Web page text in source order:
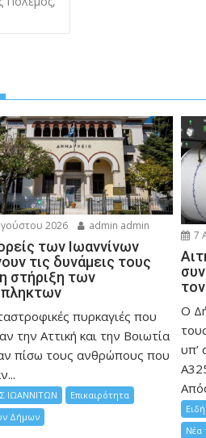
2026 admin admin
των Ιωαννίνων
τις δυνάμεις τους
στήριξη των
πυρκαγιές που
την Αττική και την Bοιωτία
πίσω τους ανθρώπους που
ΙΩΑΝΝΙΤΩΝ
Επικαιρότητα
Δήμων
7
Ο
υπ’
Νέα